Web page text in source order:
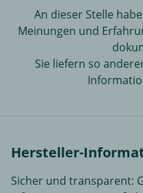
An dieser Stelle
Meinungen und
Sie liefern so
Hersteller-
Sicher und transparent: